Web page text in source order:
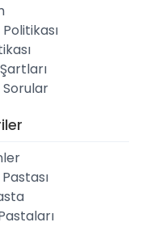
Sorular